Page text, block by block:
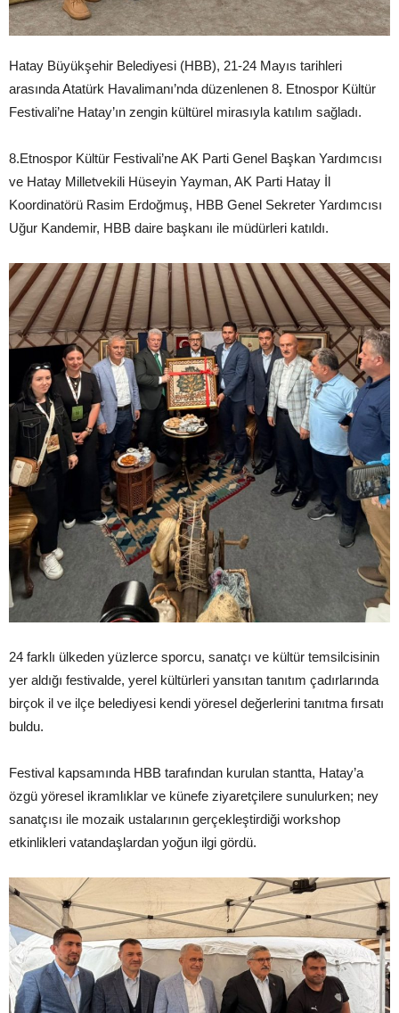
Hatay Büyükşehir Belediyesi (HBB), 21-24 Mayıs tarihleri
arasında Atatürk Havalimanı’nda düzenlenen 8. Etnospor Kültür
Festivali’ne Hatay’ın zengin kültürel mirasıyla katılım sağladı.
8.Etnospor Kültür Festivali’ne AK Parti Genel Başkan Yardımcısı
ve Hatay Milletvekili Hüseyin Yayman, AK Parti Hatay İl
Koordinatörü Rasim Erdoğmuş, HBB Genel Sekreter Yardımcısı
Uğur Kandemir, HBB daire başkanı ile müdürleri katıldı.
24 farklı ülkeden yüzlerce sporcu, sanatçı ve kültür temsilcisinin
yer aldığı festivalde, yerel kültürleri yansıtan tanıtım çadırlarında
birçok il ve ilçe belediyesi kendi yöresel değerlerini tanıtma fırsatı
buldu.
Festival kapsamında HBB tarafından kurulan stantta, Hatay’a
özgü yöresel ikramlıklar ve künefe ziyaretçilere sunulurken; ney
sanatçısı ile mozaik ustalarının gerçekleştirdiği workshop
etkinlikleri vatandaşlardan yoğun ilgi gördü.